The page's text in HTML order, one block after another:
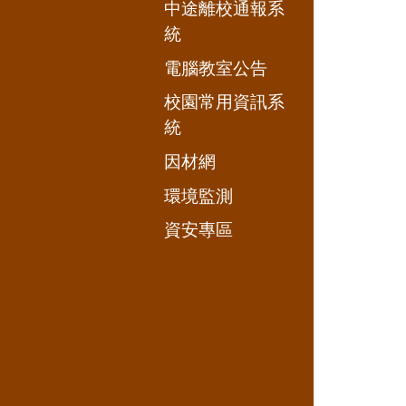
中途離校通報系
統
電腦教室公告
校園常用資訊系
統
因材網
環境監測
資安專區